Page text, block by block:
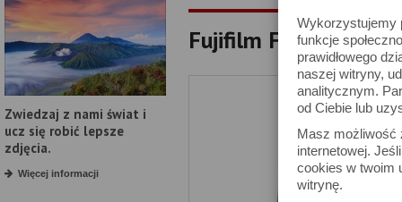
Wykorzystujemy
funkcje
prawidłowego
naszej witryny,
analitycznym.
od Ciebie lub
Masz możliwość
internetowej.
cookies w twoim
witrynę.
Zwiedzaj z nami świat i
ucz się robić lepsze
zdjęcia.
Więcej informacji
Fujifilm Fujinon XF